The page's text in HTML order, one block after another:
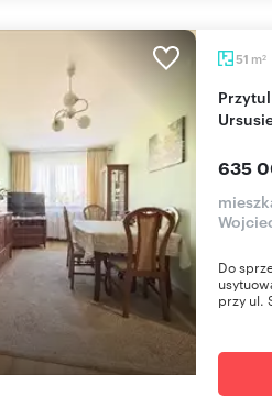
51 m2
Przytulne 2-pokojowe mieszkanie 51 m2 w
635
Do
przy ul.